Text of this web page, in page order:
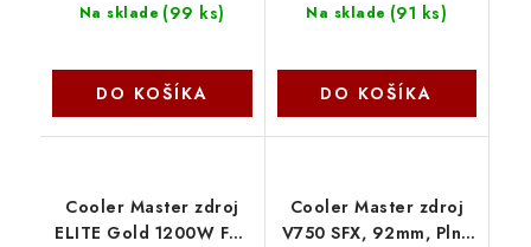
Na sklade (99 ks)
DO KOŠÍKA
Na sklade (91 ks)
DO KOŠÍKA
Cooler Master zdroj
ELITE Gold 1200W FM,
Cooler Master zdroj
V750 SFX, 92mm, Plně